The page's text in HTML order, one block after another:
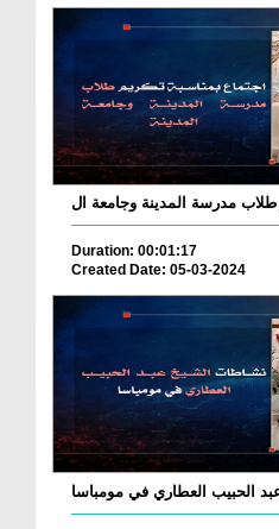
Duration: 00:01:17
Created Date: 05-03-2024
الحبيب العطاري في مومباسا